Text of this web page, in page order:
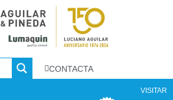
CONTACTA
VISITAR